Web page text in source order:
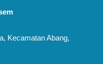
Kecamatan Abang,